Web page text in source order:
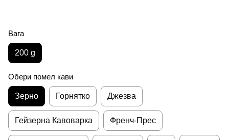
Вага
200 g
Обери помел кави
Зерно Горнятко Джезва
Гейзерна Кавоварка Френч-Прес